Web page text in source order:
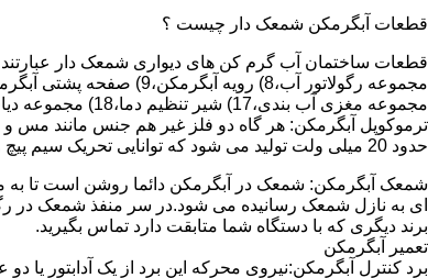
قطعات آبگرمکن شمعک دار چیست ؟
مجموعه مغزی آب بندی،17) شیر تنظیم دما،18) مجموعه دیافگرام و میل سوپاپ آب 19) ترموکوپل و … که ما برای تعمیر آبگرمکن باید به نمایندگی های مجاز همان برند تماس حاصل فرمایید.
ترموکوپل آبگرمکن: هر گاه دو فلز غیر هم جنس مانند مس و
حدود 20 میلی ولت تولید می شود که توانایی تحریک سیم پیچ و باز کردن شیر مغناطیسی وسایل گاز سوز را در مدت 20 ثانیه دارد.
شمعک آبگرمکن: شمعک در آبگرمکن دائما روشن است تا به
ای به نازل شمعک رسانیده می شود.در سر منفذ شمعک در
برند دیگری که با دستگاه شما متابقت دارد تماس بگیرید.
تعمیر آبگرمکن